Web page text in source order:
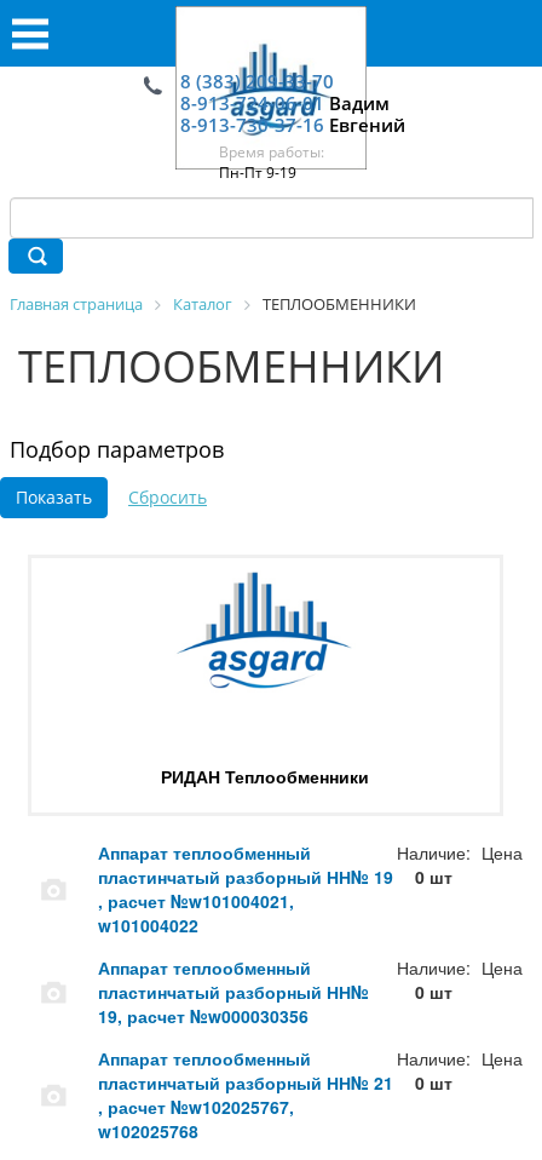
8 (383) 209-33-70
8-913-724-06-01Вадим
8-913-730-37-16 Евгений
Время работы:
Пн-Пт 9-19
Главная страница Каталог ТЕПЛООБМЕННИКИ
ТЕПЛООБМЕННИКИ
Подбор параметров
РИДАН Теплообменники
Аппарат теплообменный
пластинчатый разборный НН№ 19
, расчет №w101004021,
w101004022
Наличие:
0 шт
Цена
Аппарат теплообменный
пластинчатый разборный НН№
19, расчет №w000030356
Наличие:
0 шт
Цена
Аппарат теплообменный
пластинчатый разборный НН№ 21
, расчет №w102025767,
w102025768
Наличие:
0 шт
Цена